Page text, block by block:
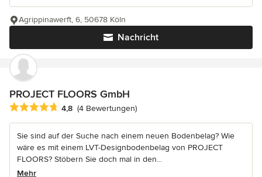
Nachricht
Agrippinawerft, 6, 50678 Köln
PROJECT FLOORS GmbH
Durchschnittliche Bewertung: 4.8 von 5 Sternen
4,8 (4 Bewertungen)
Sie sind auf der Suche nach einem neuen Bodenbelag? Wie
wäre es mit einem LVT-Designbodenbelag von PROJECT
FLOORS? Stöbern Sie doch mal in den...
Mehr